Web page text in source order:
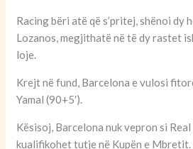
Racing bëri atë që s’pritej, shënoi dy
Lozanos, megjithatë në të dy rastet
loje.
Krejt në fund, Barcelona e vulosi
Yamal (90+5′).
Kësisoj, Barcelona nuk vepron si
kualifikohet tutje në Kupën e Mbretit.